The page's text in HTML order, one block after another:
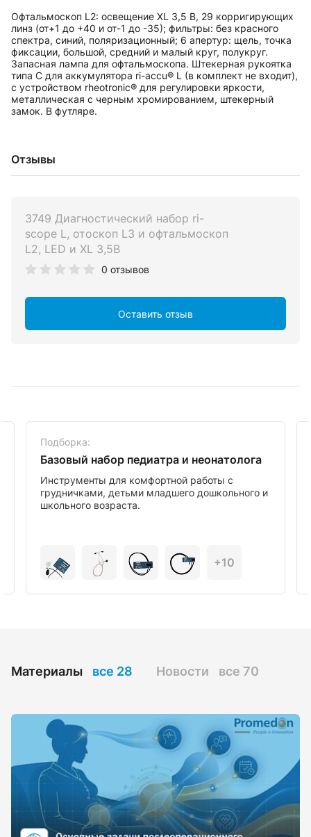
Офтальмоскоп L2: освещение XL 3,5 В, 29 корригирующих
линз (от+1 до +40 и от-1 до -35); фильтры: без красного
спектра, синий, поляризационный; 6 апертур: щель, точка
фиксации, большой, средний и малый круг, полукруг.
Запасная лампа для офтальмоскопа. Штекерная рукоятка
типа C для аккумулятора ri-accu® L (в комплект не входит),
с устройством rheotronic® для регулировки яркости,
металлическая с черным хромированием, штекерный
замок. В футляре.
Отзывы
3749 Диагностический набор ri-
scope L, отоскоп L3 и офтальмоскоп
L2, LED и XL 3,5В
0 отзывов
Оставить отзыв
Подборка:
Базовый набор педиатра и неонатолога
Инструменты для комфортной работы с
грудничками, детьми младшего дошкольного и
школьного возраста.
+10
Материалы все 28 Новости все 70
Вход через соц. сети
Вход с помощью почты
+7 (999) 222-99-99